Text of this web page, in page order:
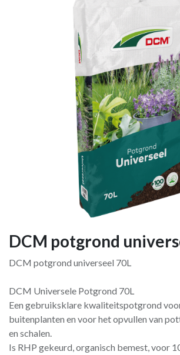
DCM potgrond
DCM potgrond universeel 70L
DCM Universele Potgrond 70L
Een gebruiksklare kwaliteitspotgrond
buitenplanten en voor het opvullen van
en schalen.
Is RHP gekeurd, organisch bemest, voor